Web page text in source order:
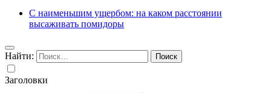
С наименьшим ущербом: на каком расстоянии
высаживать помидоры
Найти:
Заголовки